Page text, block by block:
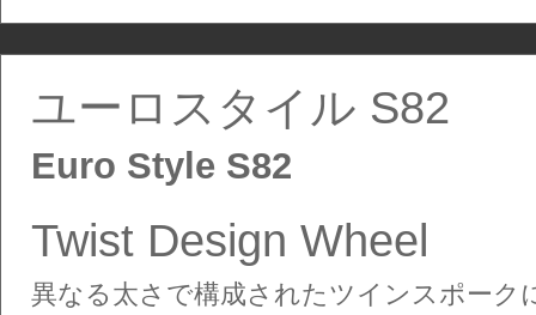
ユーロスタイル S82
Euro Style S82
Twist Design Wheel
異なる太さで構成されたツインスポーク